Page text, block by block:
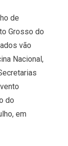
de
Grosso do
vão
Nacional,
do
em